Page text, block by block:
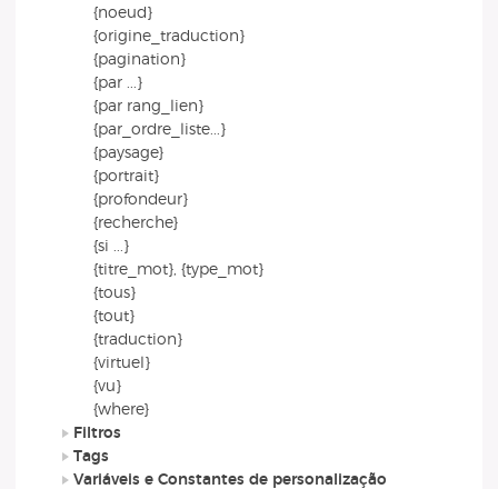
{noeud}
{origine_traduction}
{pagination}
{par ...}
{par rang_lien}
{par_ordre_liste...}
{paysage}
{portrait}
{profondeur}
{recherche}
{si ...}
{titre_mot}, {type_mot}
{tous}
{tout}
{traduction}
{virtuel}
{vu}
{where}
Filtros
Tags
Variáveis e Constantes de personalização